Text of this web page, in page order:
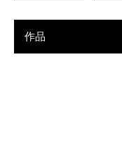
作品